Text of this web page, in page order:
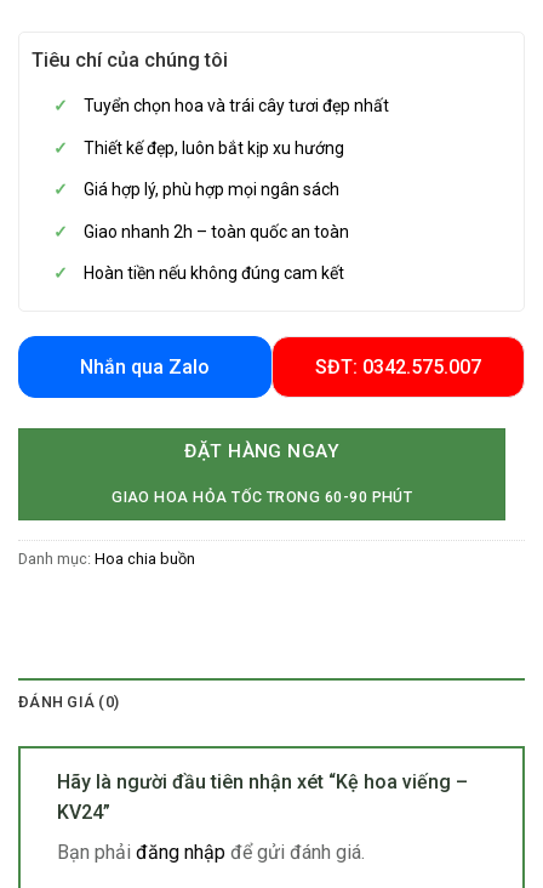
Tiêu chí của chúng tôi
Tuyển chọn hoa và trái cây tươi đẹp nhất
Thiết kế đẹp, luôn bắt kịp xu hướng
Giá hợp lý, phù hợp mọi ngân sách
Giao nhanh 2h – toàn quốc an toàn
Hoàn tiền nếu không đúng cam kết
Nhắn qua Zalo SĐT: 0342.575.007
ĐẶT HÀNG NGAY
GIAO HOA HỎA TỐC TRONG 60-90 PHÚT
Danh mục: Hoa chia buồn
ĐÁNH GIÁ (0)
Hãy là người đầu tiên nhận xét “Kệ hoa viếng –
KV24”
Bạn phải đăng nhập để gửi đánh giá.